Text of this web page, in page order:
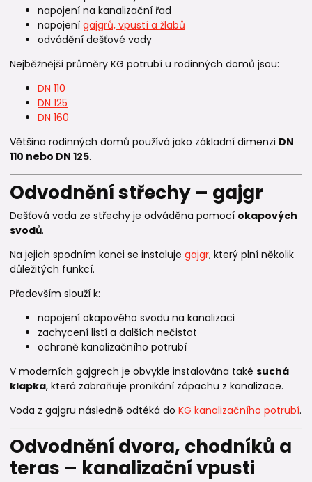
napojení na kanalizační řad
napojení gajgrů, vpustí a žlabů
odvádění dešťové vody
Nejběžnější průměry KG potrubí u rodinných domů jsou:
DN 110
DN 125
DN 160
Většina rodinných domů používá jako základní dimenzi DN
110 nebo DN 125.
Odvodnění střechy – gajgr
Dešťová voda ze střechy je odváděna pomocí okapových
svodů.
Na jejich spodním konci se instaluje gajgr, který plní několik
důležitých funkcí.
Především slouží k:
napojení okapového svodu na kanalizaci
zachycení listí a dalších nečistot
ochraně kanalizačního potrubí
V moderních gajgrech je obvykle instalována také suchá
klapka, která zabraňuje pronikání zápachu z kanalizace.
Voda z gajgru následně odtéká do KG kanalizačního potrubí.
Odvodnění dvora, chodníků a
teras – kanalizační vpusti